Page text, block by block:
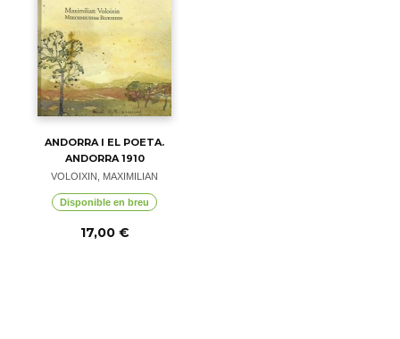
ANDORRA I EL POETA.
ANDORRA 1910
VOLOIXIN, MAXIMILIAN
Disponible en breu
17,00 €